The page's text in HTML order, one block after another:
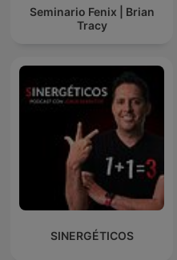
Seminario Fenix | Brian
Tracy
SINERGÉTICOS